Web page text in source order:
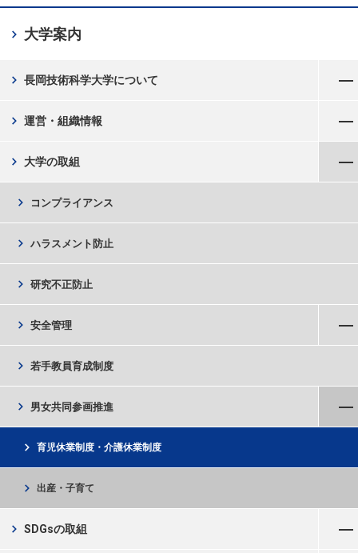
大学案内
chevron_right
長岡技術科学大学について
chevron_right
運営・組織情報
chevron_right
大学の取組
chevron_right
コンプライアンス
chevron_right
ハラスメント防止
chevron_right
研究不正防止
chevron_right
安全管理
chevron_right
若手教員育成制度
chevron_right
男女共同参画推進
chevron_right
育児休業制度・介護休業制度
chevron_right
出産・子育て
chevron_right
SDGsの取組
chevron_right